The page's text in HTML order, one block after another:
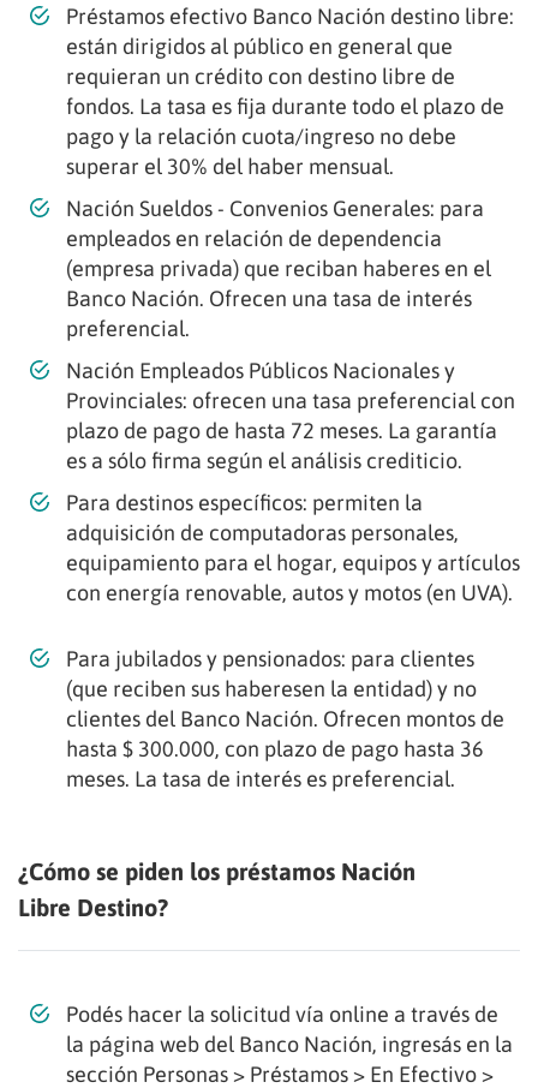
Préstamos efectivo Banco Nación destino libre:
están dirigidos al público en general que
requieran un crédito con destino libre de
fondos. La tasa es fija durante todo el plazo de
pago y la relación cuota/ingreso no debe
superar el 30% del haber mensual.
Nación Sueldos - Convenios Generales: para
empleados en relación de dependencia
(empresa privada) que reciban haberes en el
Banco Nación. Ofrecen una tasa de interés
preferencial.
Nación Empleados Públicos Nacionales y
Provinciales: ofrecen una tasa preferencial con
plazo de pago de hasta 72 meses. La garantía
es a sólo firma según el análisis crediticio.
Para destinos específicos: permiten la
adquisición de computadoras personales,
equipamiento para el hogar, equipos y artículos
con energía renovable, autos y motos (en UVA).
Para jubilados y pensionados: para clientes
(que reciben sus haberesen la entidad) y no
clientes del Banco Nación. Ofrecen montos de
hasta $ 300.000, con plazo de pago hasta 36
meses. La tasa de interés es preferencial.
¿Cómo se piden los préstamos Nación
Libre Destino?
Podés hacer la solicitud vía online a través de
la página web del Banco Nación, ingresás en la
sección Personas > Préstamos > En Efectivo >